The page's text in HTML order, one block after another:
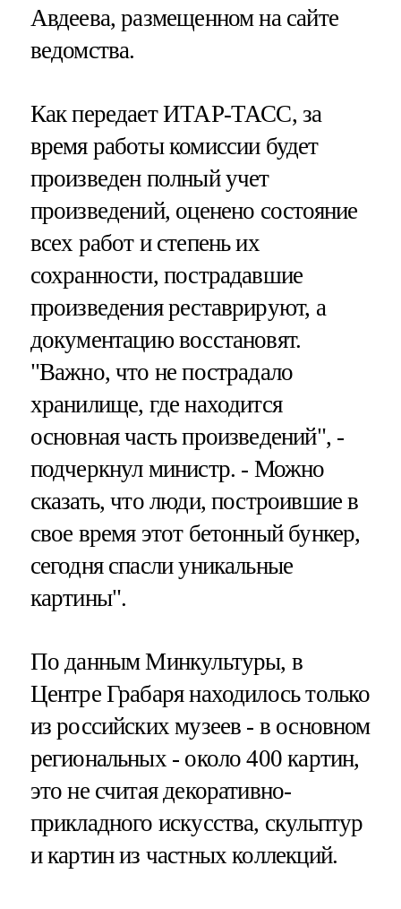
Авдеева, размещенном на сайте
ведомства.
Как передает ИТАР-ТАСС, за
время работы комиссии будет
произведен полный учет
произведений, оценено состояние
всех работ и степень их
сохранности, пострадавшие
произведения реставрируют, а
документацию восстановят.
"Важно, что не пострадало
хранилище, где находится
основная часть произведений", -
подчеркнул министр. - Можно
сказать, что люди, построившие в
свое время этот бетонный бункер,
сегодня спасли уникальные
картины".
По данным Минкультуры, в
Центре Грабаря находилось только
из российских музеев - в основном
региональных - около 400 картин,
это не считая декоративно-
прикладного искусства, скульптур
и картин из частных коллекций.